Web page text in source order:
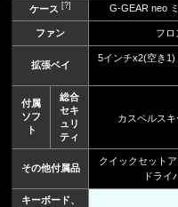
ケース [?] G-GEAR neo
ファン フロ
拡張ベイ
5インチx2(空き1)
付属
ソフ
ト
総合
セキ
ュリ
ティ
カスペルス
その他付属品
クイックセット
ドライ
キーボード、